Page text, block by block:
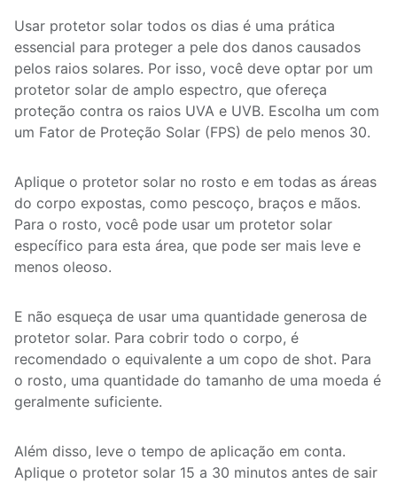
Usar protetor solar todos os dias é uma prática
essencial para proteger a pele dos danos causados
pelos raios solares. Por isso, você deve optar por um
protetor solar de amplo espectro, que ofereça
proteção contra os raios UVA e UVB. Escolha um com
um Fator de Proteção Solar (FPS) de pelo menos 30.
Aplique o protetor solar no rosto e em todas as áreas
do corpo expostas, como pescoço, braços e mãos.
Para o rosto, você pode usar um protetor solar
específico para esta área, que pode ser mais leve e
menos oleoso.
E não esqueça de usar uma quantidade generosa de
protetor solar. Para cobrir todo o corpo, é
recomendado o equivalente a um copo de shot. Para
o rosto, uma quantidade do tamanho de uma moeda é
geralmente suficiente.
Além disso, leve o tempo de aplicação em conta.
Aplique o protetor solar 15 a 30 minutos antes de sair